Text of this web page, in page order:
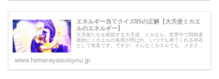
エネルギー当てクイズ85の正解【大天使ミカエ
ルのエネルギー】
大天使たちを統括する大天使、ミカエル。世界中で同時多
発的にミカエルの名前が呼ばれ、いつでも来てくれる存在
として有名です。ですが、そんなミカエルでも、メタさん
www.himarayasuisyou.jp